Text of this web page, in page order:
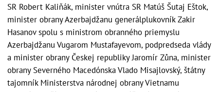
SR Robert Kaliňák, minister vnútra SR Matúš Šutaj Eštok,
minister obrany Azerbajdžanu generálplukovník Zakir
Hasanov spolu s ministrom obranného priemyslu
Azerbajdžanu Vugarom Mustafayevom, podpredseda vlády
a minister obrany Českej republiky Jaromír Zůna, minister
obrany Severného Macedónska Vlado Misajlovský, štátny
tajomník Ministerstva národnej obrany Vietnamu